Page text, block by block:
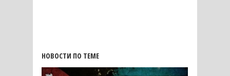
НОВОСТИ ПО ТЕМЕ